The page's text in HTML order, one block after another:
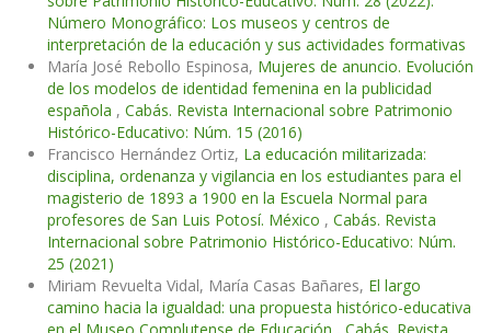
Número Monográfico: Los museos y centros de
interpretación de la educación y sus actividades formativas
María José Rebollo Espinosa, Mujeres de anuncio. Evolución
de los modelos de identidad femenina en la publicidad
española , Cabás. Revista Internacional sobre Patrimonio
Histórico-Educativo: Núm. 15 (2016)
Francisco Hernández Ortiz, La educación militarizada:
disciplina, ordenanza y vigilancia en los estudiantes para el
magisterio de 1893 a 1900 en la Escuela Normal para
profesores de San Luis Potosí. México , Cabás. Revista
Internacional sobre Patrimonio Histórico-Educativo: Núm.
25 (2021)
Miriam Revuelta Vidal, María Casas Bañares, El largo
camino hacia la igualdad: una propuesta histórico-educativa